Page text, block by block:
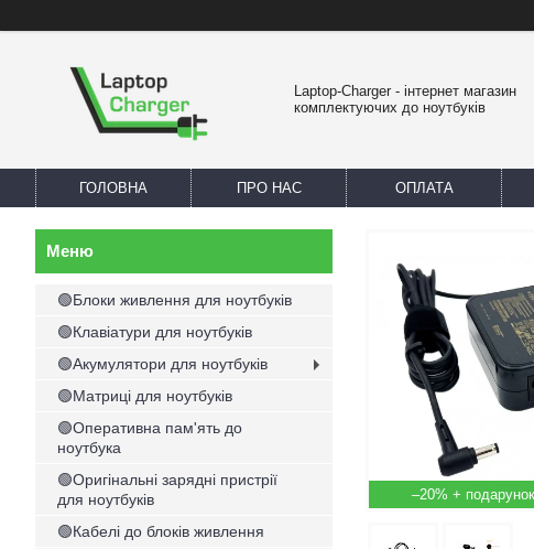
Laptop-Charger - інтернет магазин
комплектуючих до ноутбуків
ГОЛОВНА ПРО НАС ОПЛАТА
–20%
🟢Блоки живлення для ноутбуків
🟢Клавіатури для ноутбуків
🟢Акумулятори для ноутбуків
🟢Матриці для ноутбуків
🟢Оперативна пам'ять до
ноутбука
🟢Оригінальні зарядні пристрії
для ноутбуків
🟢Кабелі до блоків живлення